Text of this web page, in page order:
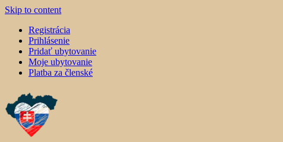
Skip to content
Registrácia
Prihlásenie
Pridať ubytovanie
Moje ubytovanie
Platba za členské